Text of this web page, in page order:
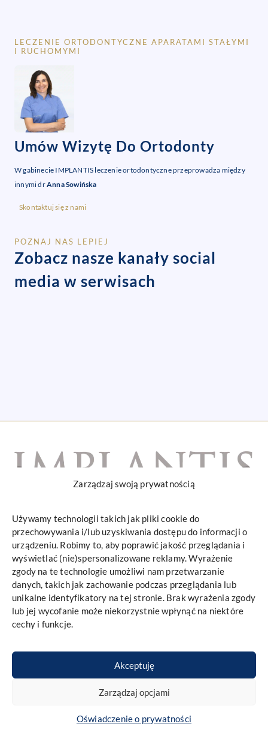
Zarządzaj swoją prywatnością
Używamy technologii takich jak pliki cookie do
przechowywania i/lub uzyskiwania dostępu do informacji o
urządzeniu. Robimy to, aby poprawić jakość przeglądania i
wyświetlać (nie)spersonalizowane reklamy. Wyrażenie
zgody na te technologie umożliwi nam przetwarzanie
danych, takich jak zachowanie podczas przeglądania lub
unikalne identyfikatory na tej stronie. Brak wyrażenia zgody
lub jej wycofanie może niekorzystnie wpłynąć na niektóre
cechy i funkcje.
Akceptuję
Zarządzaj opcjami
Oświadczenie o prywatności
LECZENIE ORTODONTYCZNE APARATAMI STAŁYMI
I RUCHOMYMI
Umów Wizytę Do Ortodonty
W gabinecie IMPLANTIS leczenie ortodontyczne przeprowadza między
innymi drAnna Sowińska
Skontaktuj się z nami
POZNAJ NAS LEPIEJ
Zobacz nasze kanały social
media w serwisach